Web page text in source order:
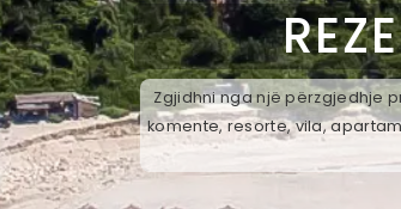
Zgjidhni nga një përzgjedhje
komente, resorte, vila,